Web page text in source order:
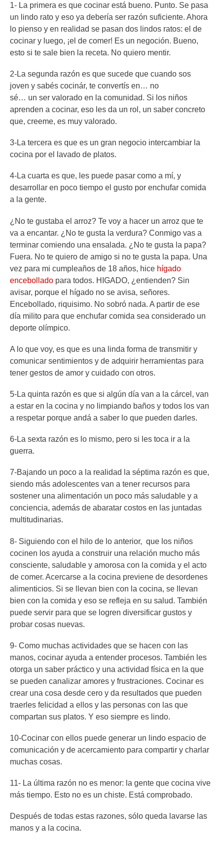
1- La primera es que cocinar está bueno. Punto. Se pasa
un lindo rato y eso ya debería ser razón suficiente. Ahora
lo pienso y en realidad se pasan dos lindos ratos: el de
cocinar y luego, ¡el de comer! Es un negoción. Bueno,
esto si te sale bien la receta. No quiero mentir.
2-La segunda razón es que sucede que cuando sos
joven y sabés cocinár, te convertís en… no
sé… un ser valorado en la comunidad. Si los niños
aprenden a cocinar, eso les da un rol, un saber concreto
que, creeme, es muy valorado.
3-La tercera es que es un gran negocio intercambiar la
cocina por el lavado de platos.
4-La cuarta es que, les puede pasar como a mí, y
desarrollar en poco tiempo el gusto por enchufar comida
a la gente.
¿No te gustaba el arroz? Te voy a hacer un arroz que te
va a encantar. ¿No te gusta la verdura? Conmigo vas a
terminar comiendo una ensalada. ¿No te gusta la papa?
Fuera. No te quiero de amigo si no te gusta la papa. Una
vez para mi cumpleaños de 18 años, hice hígado
encebollado para todos. HIGADO, ¿entienden? Sin
avisar, porque el hígado no se avisa, señores.
Encebollado, riquisimo. No sobró nada. A partir de ese
día milito para que enchufar comida sea considerado un
deporte olímpico.
A lo que voy, es que es una linda forma de transmitir y
comunicar sentimientos y de adquirir herramientas para
tener gestos de amor y cuidado con otros.
5-La quinta razón es que si algún día van a la cárcel, van
a estar en la cocina y no limpiando baños y todos los van
a respetar porque andá a saber lo que pueden darles.
6-La sexta razón es lo mismo, pero si les toca ir a la
guerra.
7-Bajando un poco a la realidad la séptima razón es que,
siendo más adolescentes van a tener recursos para
sostener una alimentación un poco más saludable y a
conciencia, además de abaratar costos en las juntadas
multitudinarias.
8- Siguiendo con el hilo de lo anterior, que los niños
cocinen los ayuda a construir una relación mucho más
consciente, saludable y amorosa con la comida y el acto
de comer. Acercarse a la cocina previene de desordenes
alimenticios. Si se llevan bien con la cocina, se llevan
bien con la comida y eso se refleja en su salud. También
puede servir para que se logren diversificar gustos y
probar cosas nuevas.
9- Como muchas actividades que se hacen con las
manos, cocinar ayuda a entender procesos. También les
otorga un saber práctico y una actividad física en la que
se pueden canalizar amores y frustraciones. Cocinar es
crear una cosa desde cero y da resultados que pueden
traerles felicidad a ellos y las personas con las que
compartan sus platos. Y eso siempre es lindo.
10-Cocinar con ellos puede generar un lindo espacio de
comunicación y de acercamiento para compartir y charlar
muchas cosas.
11- La última razón no es menor: la gente que cocina vive
más tiempo. Esto no es un chiste. Está comprobado.
Después de todas estas razones, sólo queda lavarse las
manos y a la cocina.